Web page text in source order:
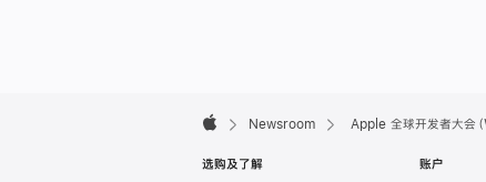
Footer

Newsroom Apple 全球开发者大会
选购及了解 账户